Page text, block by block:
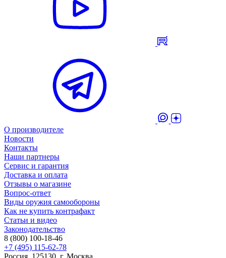
О производителе
Новости
Контакты
Наши партнеры
Сервис и гарантия
Доставка и оплата
Отзывы о магазине
Вопрос-ответ
Виды оружия самообороны
Как не купить контрафакт
Статьи и видео
Законодательство
8 (800) 100-18-46
+7 (495) 115-62-78